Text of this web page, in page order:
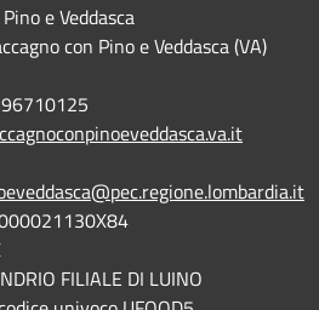
e Veddasca
con Pino e Veddasca (VA)
FILIALE DI LUINO